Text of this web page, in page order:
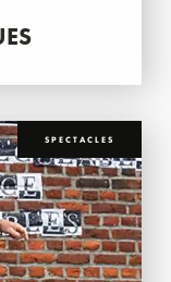
SPECTACLES